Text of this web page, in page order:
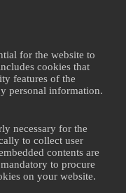
for the website to
cookies that
features of the
personal information.
necessary for the
to collect user
contents are
to procure
on your website.